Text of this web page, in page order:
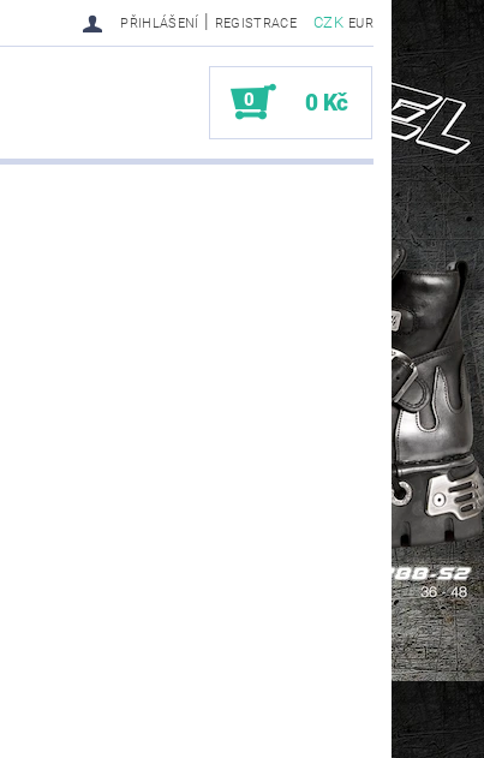
CZK EUR
PŘIHLÁŠENÍ | REGISTRACE
0 0 Kč